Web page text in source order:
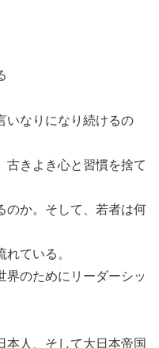
いなりになり続けるの
古きよき心と習慣を捨て
のか。そして、若者は何
ている。
界のためにリーダーシッ
本人、そして大日本帝国